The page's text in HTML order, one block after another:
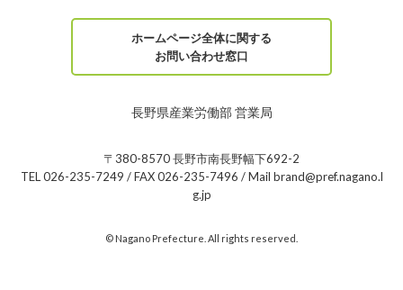
ホームページ全体に関する
お問い合わせ窓口
長野県産業労働部 営業局
〒380-8570 長野市南長野幅下692-2
TEL 026-235-7249 / FAX 026-235-7496 / Mail brand@pref.nagano.l
g.jp
© Nagano Prefecture. All rights reserved.